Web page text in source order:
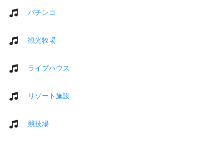
パチンコ
観光牧場
ライブハウス
リゾート施設
競技場